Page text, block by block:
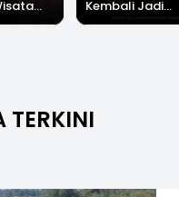
Kembali Jadi
Sorotan, Imami
TERKINI